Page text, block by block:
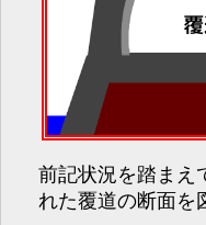
前記状況を踏まえ
れた覆道の断面を